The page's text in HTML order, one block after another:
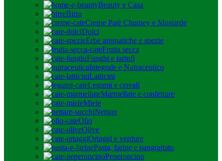
Beauty e Casa
Birra
Creme Patè Chutney e Mostarde
Dolci
Erbe aromatiche e spezie
Frutta secca
Funghi e tartufi
Integrale e Nutraceutico
Latticini
Legumi e cereali
Marmellate e confetture
Miele
Nettare
Olio
Olive
Ortaggi e verdure
Pasta, farine e pangrattato
Peperoncino